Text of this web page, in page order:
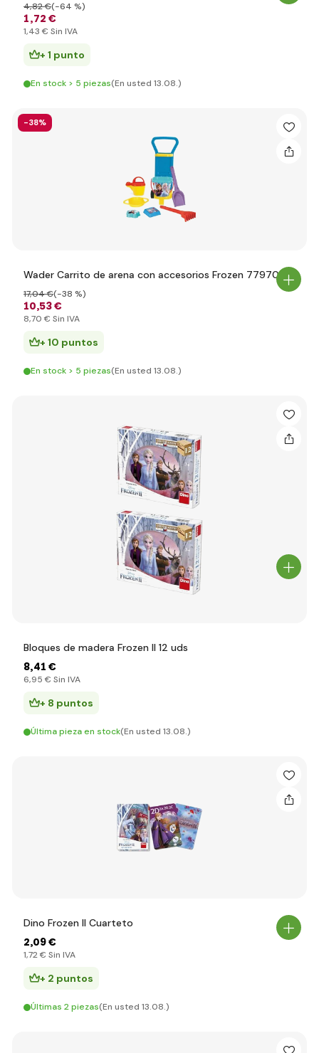
1,72 €
4,82 €(-64 %)
1,43 € Sin IVA
+ 1 punto
En stock > 5 piezas(En usted 13.08.)
-38%
Wader Carrito de arena con accesorios Frozen 77970
10,53 €
17,04 €(-38 %)
8,70 € Sin IVA
+ 10 puntos
En stock > 5 piezas(En usted 13.08.)
Bloques de madera Frozen II 12 uds
8,41 €
6,95 € Sin IVA
+ 8 puntos
Última pieza en stock(En usted 13.08.)
Dino Frozen II Cuarteto
2,09 €
1,72 € Sin IVA
+ 2 puntos
Últimas 2 piezas(En usted 13.08.)